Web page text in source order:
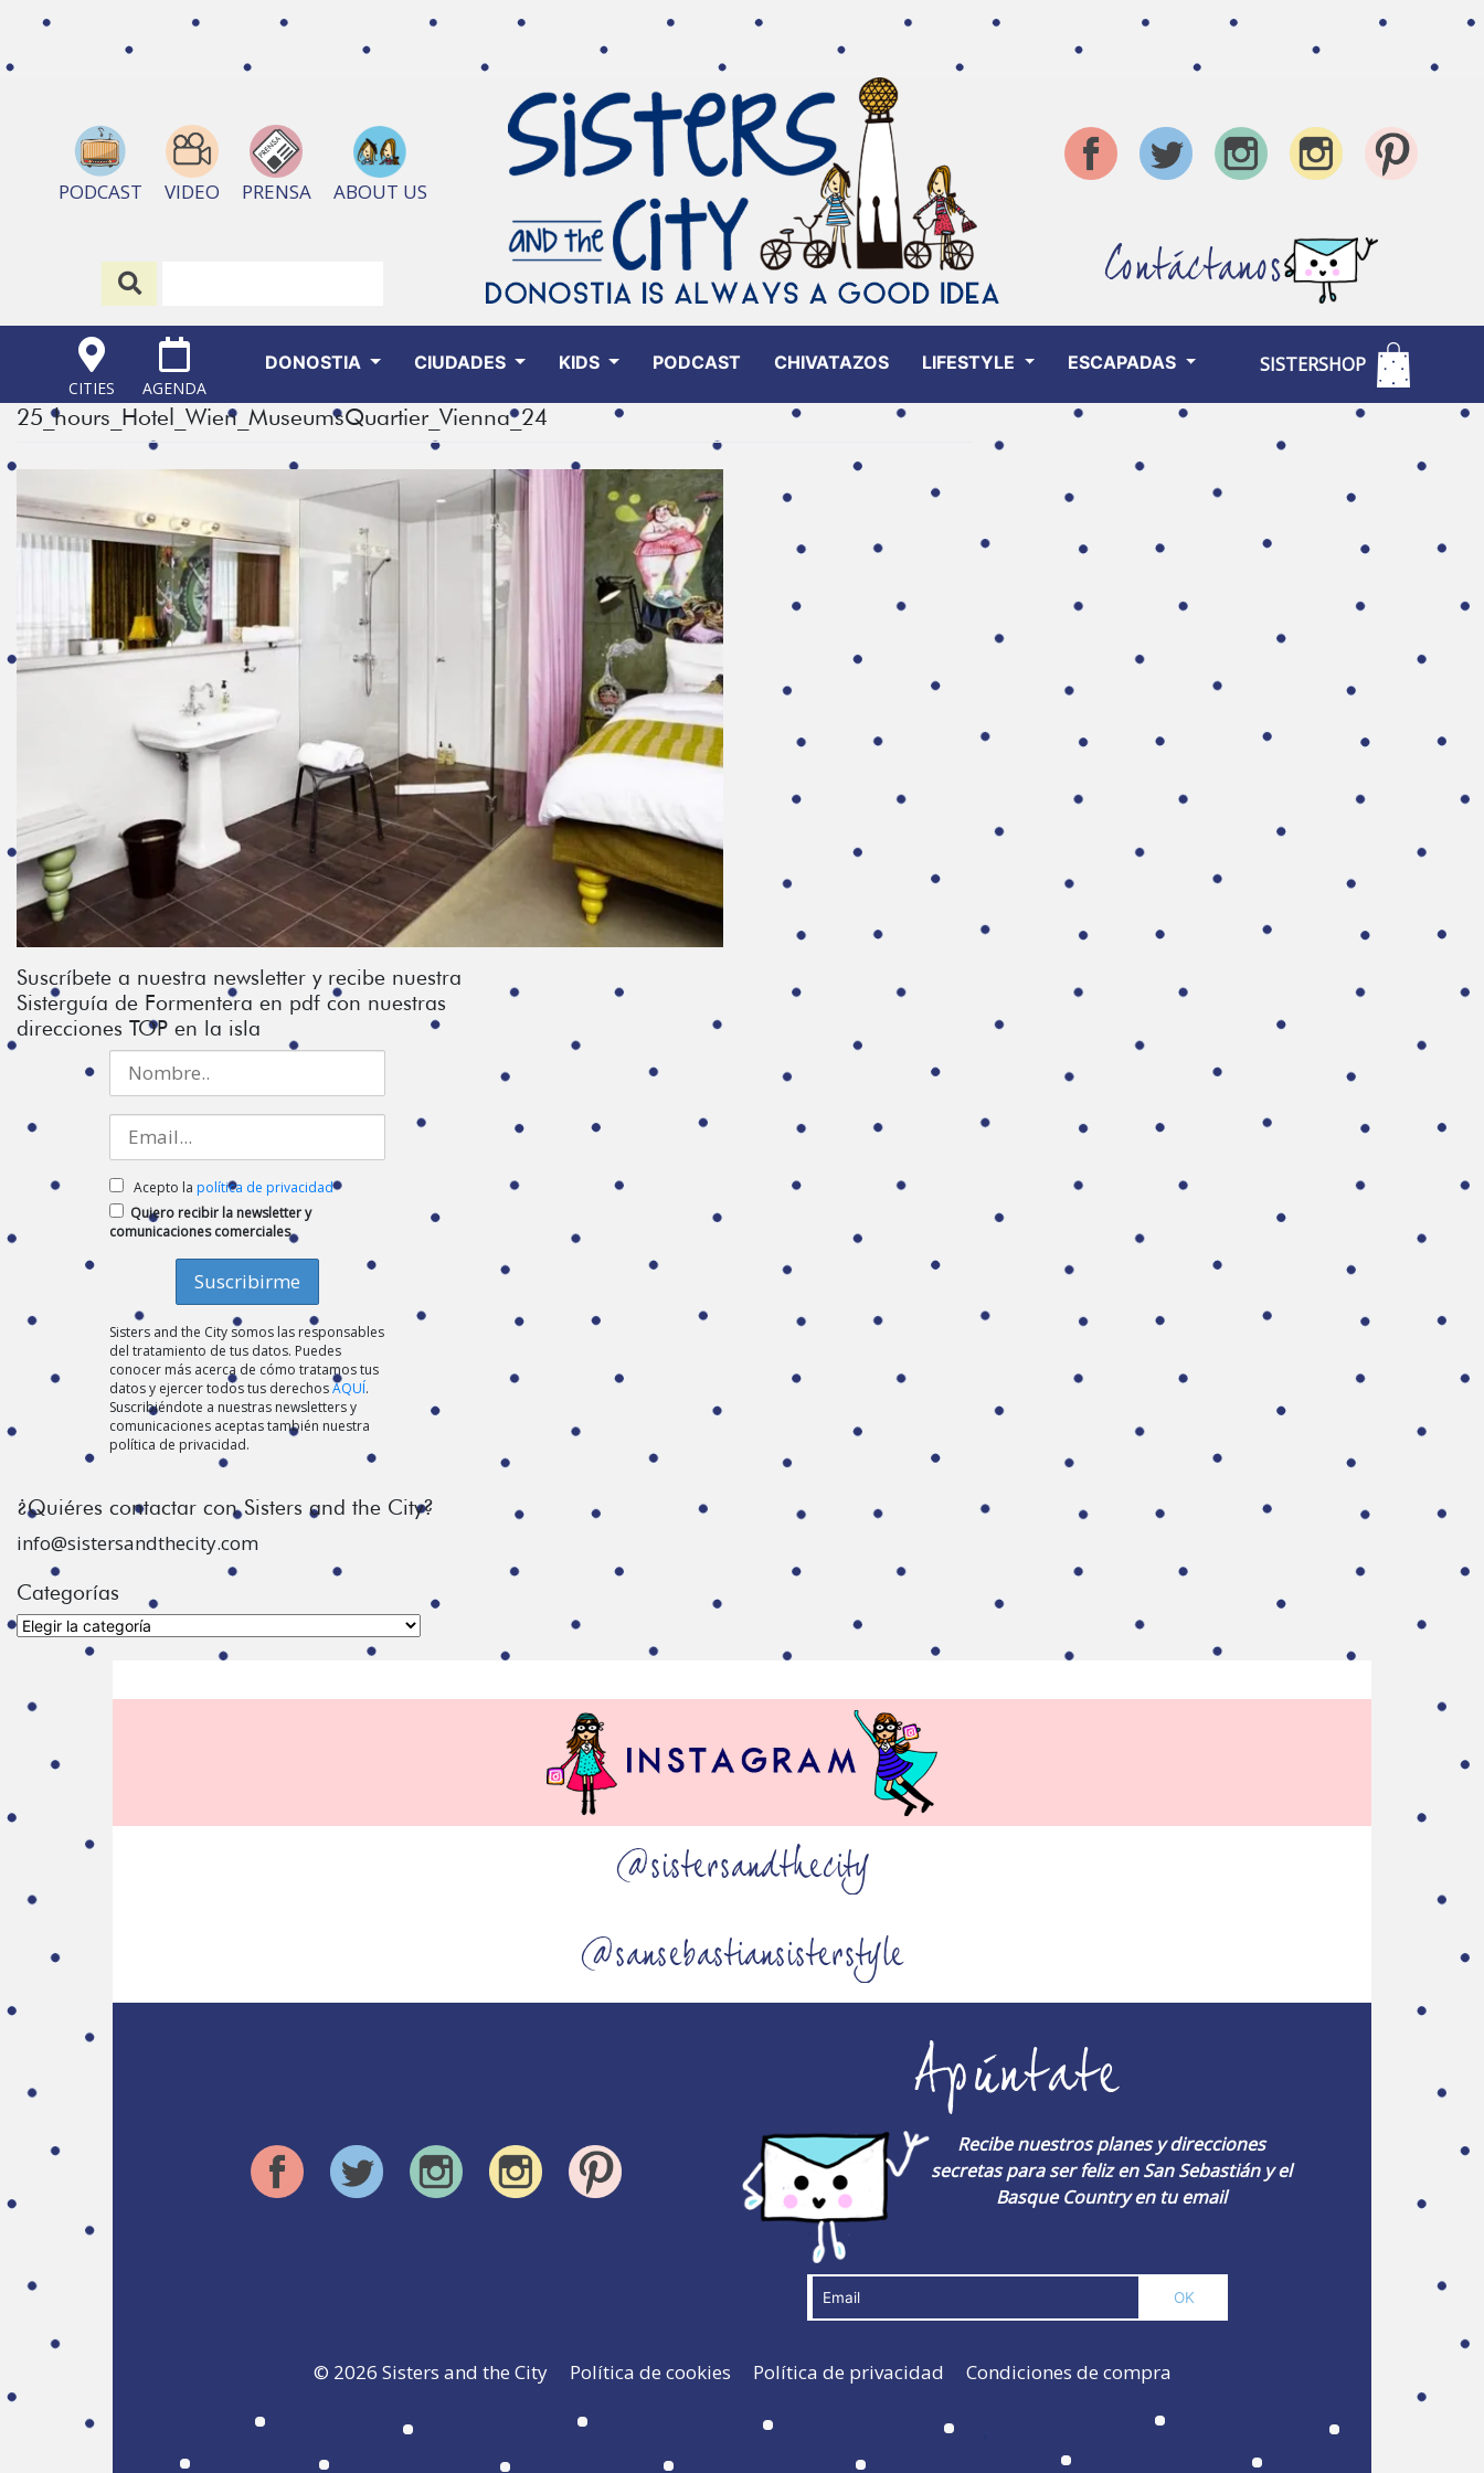
PODCAST VIDEO PRENSA ABOUT US
Contáctanos
CITIES AGENDA
DONOSTIA CIUDADES KIDS PODCAST CHIVATAZOS LIFESTYLE ESCAPADAS SISTERSHOP
25_hours_Hotel_Wien_MuseumsQuartier_Vienna_24
Suscríbete a nuestra newsletter y recibe nuestra
Sisterguía de Formentera en pdf con nuestras
direcciones TOP en la isla
Acepto la política de privacidad
Quiero recibir la newsletter y
comunicaciones comerciales
Sisters and the City somos las responsables
del tratamiento de tus datos. Puedes
conocer más acerca de cómo tratamos tus
datos y ejercer todos tus derechosAQUÍ.
Suscribiéndote a nuestras newsletters y
comunicaciones aceptas también nuestra
política de privacidad.
¿Quiéres contactar con Sisters and the City?
info@sistersandthecity.com
Categorías
Categorías
@sistersandthecity
@sansebastiansisterstyle
Apúntate
Recibe nuestros planes y direcciones
secretas para ser feliz en San Sebastián y el
Basque Country en tu email
© 2026 Sisters and the City Política de cookies Política de privacidad Condiciones de compra